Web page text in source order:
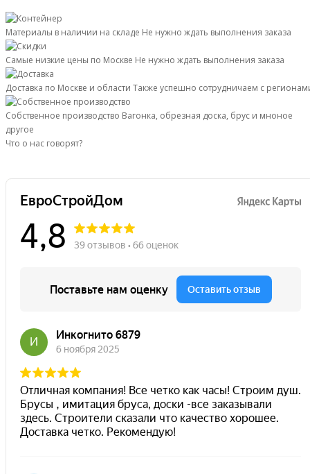
согласуйте время с менеджером.
Материалы в наличии на складе Не нужно ждать выполнения заказа
Самые низкие цены по Москве Не нужно ждать выполнения заказа
Доставка по Москве и области Также успешно сотрудничаем с
Собственное производство Вагонка, обрезная доска, брус и мноное
другое
Что о нас говорят?